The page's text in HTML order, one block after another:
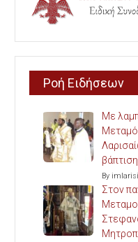
Ροή Ειδήσεων
Με
βάπτιση.
By
Στον